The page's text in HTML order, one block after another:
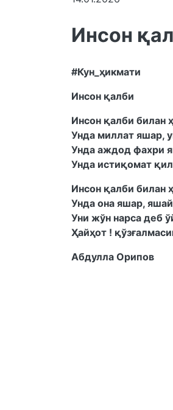
Инсон
#Кун_ҳикмати
Инсон қалби
Инсон қалби билан
Унда миллат яшар,
Унда аждод фахри
Унда истиқомат
Инсон қалби билан
Унда она яшар,
Уни жўн нарса деб
Ҳайҳот !
Абдулла Орипов